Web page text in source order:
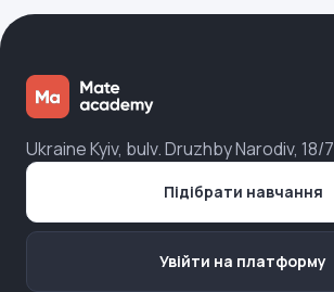
Ukraine Kyiv, bulv. Druzhby Narodiv, 18/7
Підібрати навчання
Увійти на платформу